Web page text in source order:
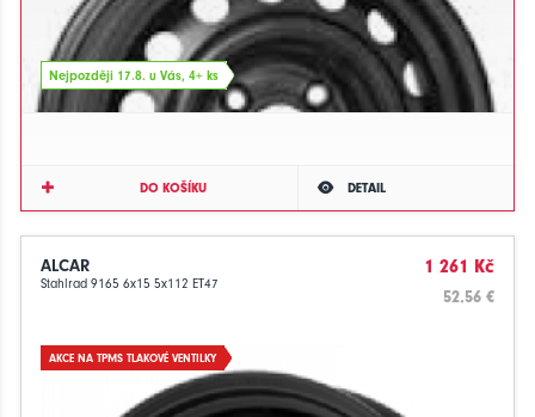
Nejpozději 17.8. u Vás, 4+ ks
DO KOŠÍKU DETAIL
ALCAR
Stahlrad 9165 6x15 5x112 ET47
1 261 Kč
52.56 €
AKCE NA TPMS TLAKOVÉ VENTILKY